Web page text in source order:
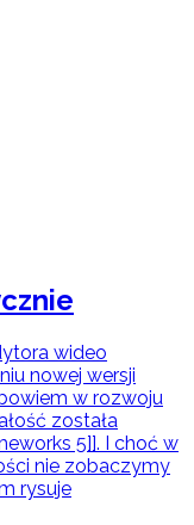
wideo
nowej wersji
w rozwoju
została
5]]. I choć w
nie zobaczymy
rysuje